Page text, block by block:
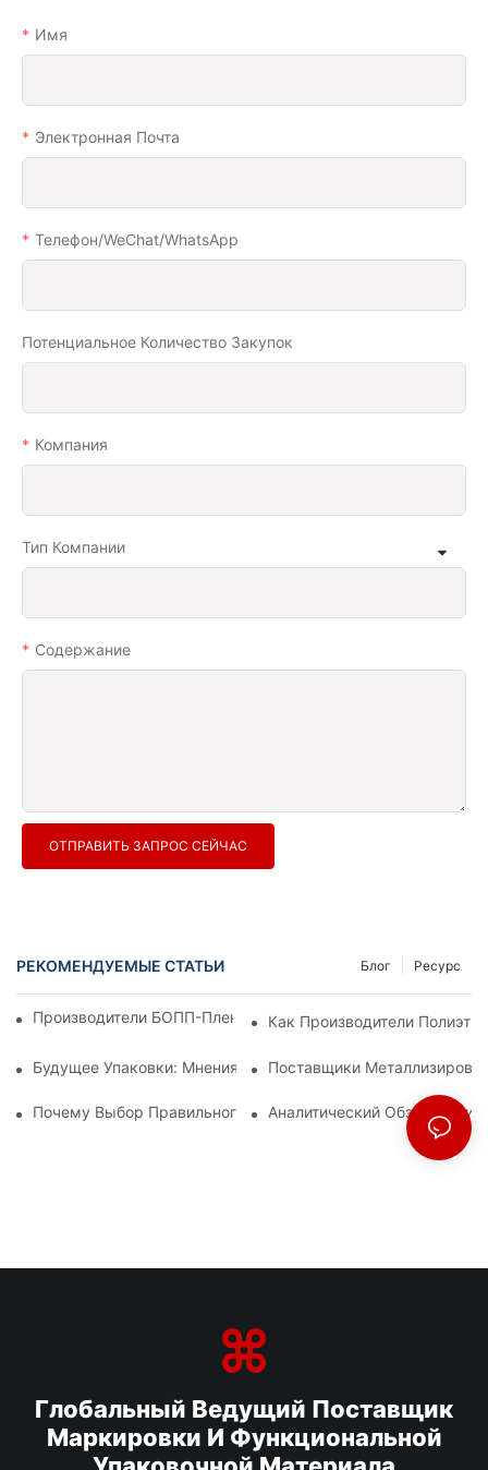
Имя
Электронная Почта
Телефон/WeChat/WhatsApp
Потенциальное Количество Закупок
Компания
Тип Компании
Содержание
ОТПРАВИТЬ ЗАПРОС СЕЙЧАС
РЕКОМЕНДУЕМЫЕ СТАТЬИ Ресурс
Блог
Производители БОПП-Пленки: Основа Гибкой Упаковки
Как Производители
Будущее Упаковки: Мнения Ведущих Производителей
Поставщики
Почему Выбор Правильного Поставщика БОПП-Пленки
Аналитический Обзор
Глобальный Ведущий Поставщик
Маркировки И Функциональной